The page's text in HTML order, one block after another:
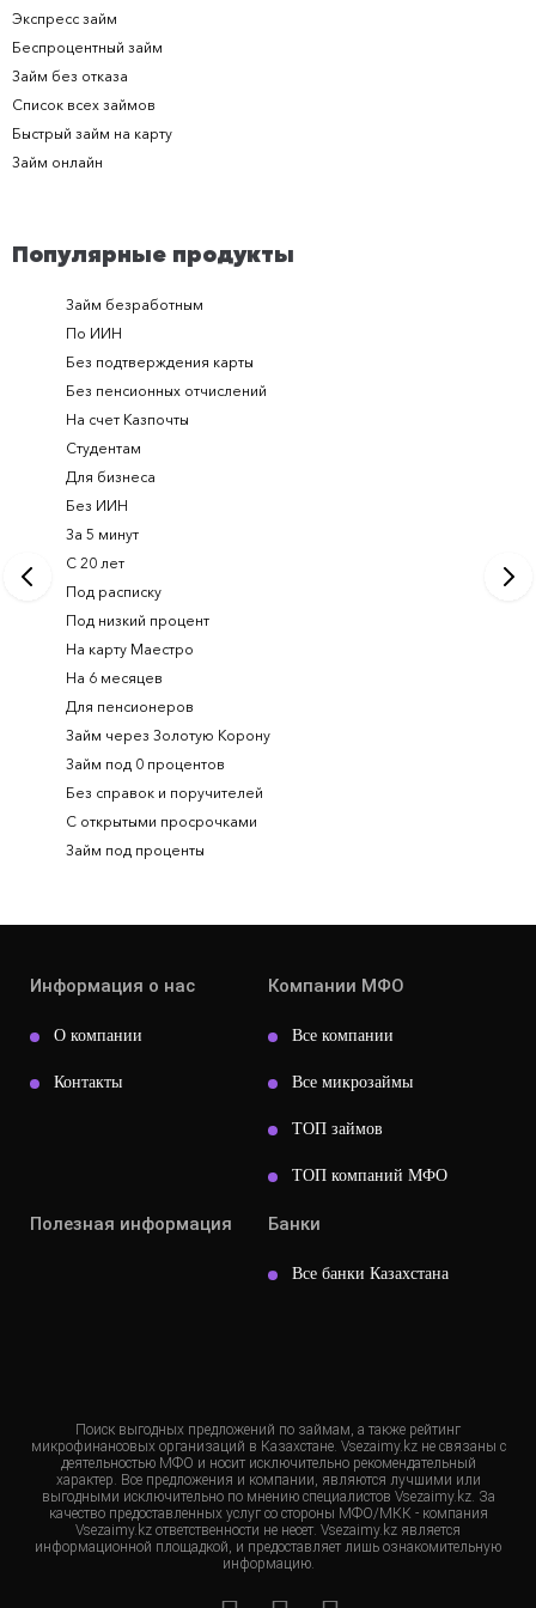
Экспресс займ
Беспроцентный займ
Займ без отказа
Список всех займов
Быстрый займ на карту
Займ онлайн
Популярные продукты
Займ безработным
По ИИН
Без подтверждения карты
Без пенсионных отчислений
На счет Казпочты
Студентам
Для бизнеса
Без ИИН
За 5 минут
С 20 лет
Под расписку
Под низкий процент
На карту Маестро
На 6 месяцев
Для пенсионеров
Займ через Золотую Корону
Займ под 0 процентов
Без справок и поручителей
С открытыми просрочками
Займ под проценты
Займ на
Займ
Информация о нас
О компании
Контакты
Компании МФО
Все компании
Все микрозаймы
ТОП займов
ТОП компаний МФО
Полезная информация Банки
Все банки Казахстана
Поиск выгодных предложений по займам, а также рейтинг
микрофинансовых организаций в Казахстане. Vsezaimy.kz не связаны с
деятельностью МФО и носит исключительно рекомендательный
характер. Все предложения и компании, являются лучшими или
выгодными исключительно по мнению специалистов Vsezaimy.kz. За
качество предоставленных услуг со стороны МФО/МКК - компания
Vsezaimy.kz ответственности не несет. Vsezaimy.kz является
информационной площадкой, и предоставляет лишь ознакомительную
информацию.